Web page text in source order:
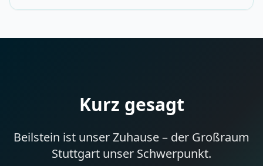
Kurz gesagt
Beilstein ist unser Zuhause – der Großraum
Stuttgart unser Schwerpunkt.